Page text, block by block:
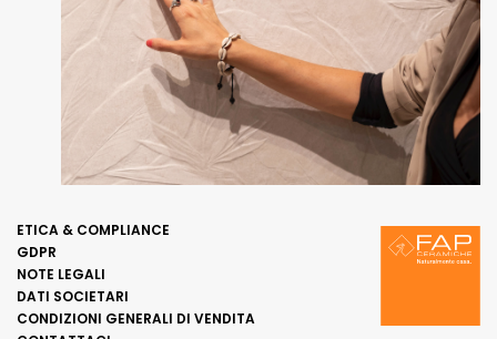
ETICA & COMPLIANCE
GDPR
NOTE LEGALI
DATI SOCIETARI
CONDIZIONI GENERALI DI VENDITA